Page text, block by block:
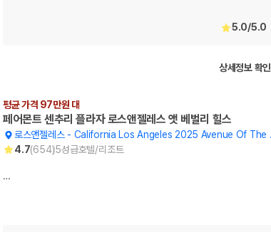
5.0/5.0
상세정보 확인
평균 가격 97만원 대
페어몬트 센추리 플라자 로스앤젤레스 앳 베벌리 힐스
로스앤젤레스- California Los Angeles 2025 Avenue Of The Stars
4.7(654)5성급호텔/리조트
…